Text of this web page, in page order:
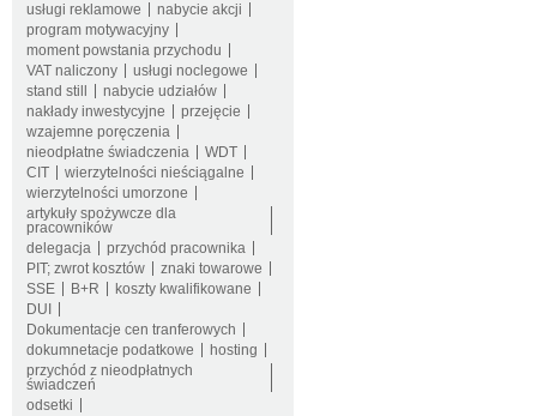
usługi reklamowe
nabycie akcji
program motywacyjny
moment powstania przychodu
VAT naliczony
usługi noclegowe
stand still
nabycie udziałów
nakłady inwestycyjne
przejęcie
wzajemne poręczenia
nieodpłatne świadczenia
WDT
CIT
wierzytelności nieściągalne
wierzytelności umorzone
artykuły spożywcze dla
pracowników
delegacja
przychód pracownika
PIT; zwrot kosztów
znaki towarowe
SSE
B+R
koszty kwalifikowane
DUI
Dokumentacje cen tranferowych
dokumnetacje podatkowe
hosting
przychód z nieodpłatnych
świadczeń
odsetki